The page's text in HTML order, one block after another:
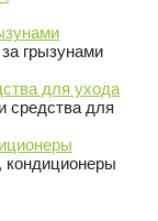
грызунами
для ухода
средства для